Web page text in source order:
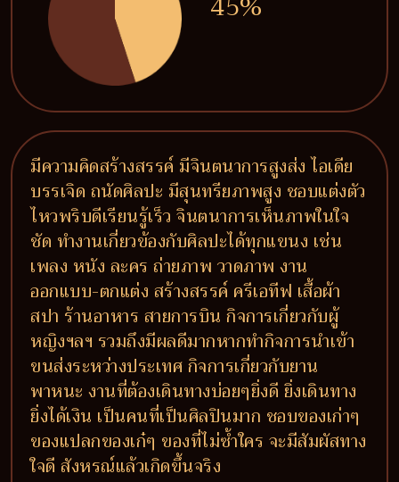
มีความคิดสร้างสรรค์ มีจินตนาการสูงส่ง ไอเดีย
บรรเจิด ถนัดศิลปะ มีสุนทรียภาพสูง ชอบแต่งตัว
ไหวพริบดีเรียนรู้เร็ว จินตนาการเห็นภาพในใจ
ชัด ทำงานเกี่ยวข้องกับศิลปะได้ทุกแขนง เช่น
เพลง หนัง ละคร ถ่ายภาพ วาดภาพ งาน
ออกแบบ-ตกแต่ง สร้างสรรค์ ครีเอทีฟ เสื้อผ้า
สปา ร้านอาหาร สายการบิน กิจการเกี่ยวกับผู้
หญิงฯลฯ รวมถึงมีผลดีมากหากทำกิจการนำเข้า
ขนส่งระหว่างประเทศ กิจการเกี่ยวกับยาน
พาหนะ งานที่ต้องเดินทางบ่อยๆยิ่งดี ยิ่งเดินทาง
ยิ่งได้เงิน เป็นคนที่เป็นศิลปินมาก ชอบของเก่าๆ
ของแปลกของเก๋ๆ ของที่ไม่ซ้ำใคร จะมีสัมผัสทาง
ใจดี สังหรณ์แล้วเกิดขึ้นจริง